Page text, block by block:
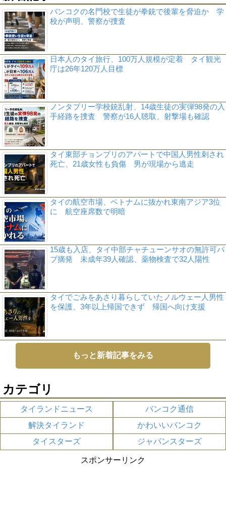
バンコクの名門校で生徒が拳銃で後輩を脅迫か 学
校が声明、警察が捜査
日本人のタイ旅行、100万人規模が定着 タイ観光
庁は26年120万人目標
ノンタブリー学校銃乱射、14歳生徒の実弾98発の入
手経路を捜査 警察が16人聴取、射撃場も確認
タイ東部チョンブリのアパートで中国人男性刺され
死亡、21歳女性も負傷 男が現場から逃走
タイの航空市場、ベトナムに抜かれ東南アジア3位
に 航空座席数で明暗
15歳も入店、タイ中部チャチューンサオの無許可パ
ブ摘発 未成年39人確認、薬物検査で32人陽性
タイでごみをあさり暮らしていたノルウェー人男性
を保護、3年以上帰国できず 帰国へ向け支援
もっと新着記事をみる
カテゴリ
タイランドニュース
バンコク通信
解決タイランド
かわいいバンコク
タイスターズ
ジャパンスターズ
スポンサーリンク